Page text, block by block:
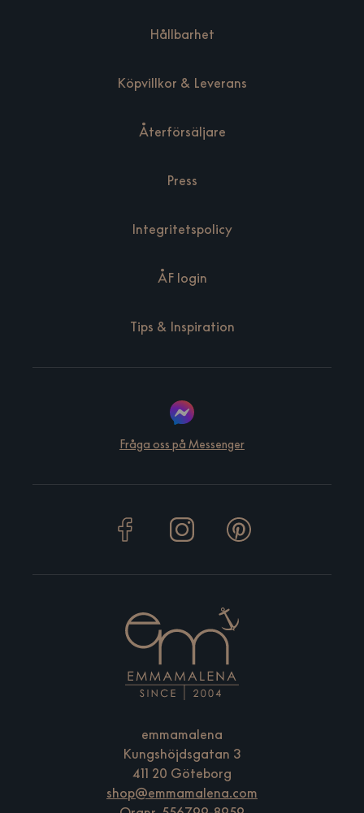
Hållbarhet
Köpvillkor & Leverans
Återförsäljare
Press
Integritetspolicy
ÅF login
Tips & Inspiration
Fråga oss på Messenger
emmamalena
Kungshöjdsgatan 3
411 20 Göteborg
shop@emmamalena.com